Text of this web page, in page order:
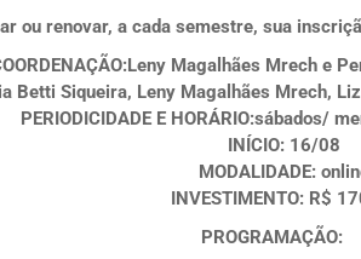
ou renovar, a cada semestre, sua
Leny Magalhães Mrech e
Betti Siqueira, Leny Magalhães Mrech,
PERIODICIDADE E HORÁRIO:sábados/
INÍCIO: 16/08
MODALIDADE:
INVESTIMENTO: R$
PROGRAMAÇÃO: